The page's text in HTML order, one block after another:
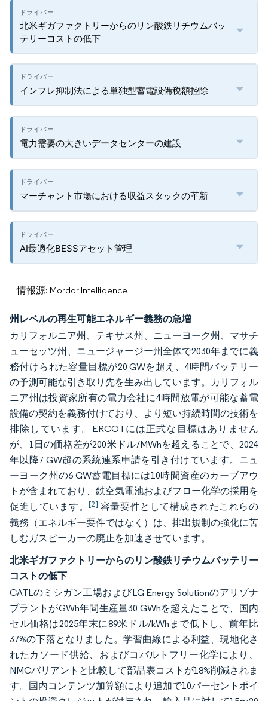
北米ギガファクトリーからのリン酸鉄リチウムバッ
テリーコストの低下
インフレ抑制法による単独型蓄電設備税額控除
電力需要の大きいデータセンターの建設
マーチャント市場における収益スタックの革新
AI最適化BESSアセット管理
情報源: Mordor Intelligence
州レベルの再生可能エネルギー義務の急増
カリフォルニア州、テキサス州、ニューヨーク州、マサチ
ューセッツ州、ニュージャージー州全体で2030年までに義
務付けられた容量目標が20 GWを超え、4時間バッテリー
の予測可能な引き取り先を生み出しています。カリフォル
ニア州は投資家所有の電力会社に4時間放電が可能な蓄電
設備の契約を義務付けており、より短い持続時間の技術を
排除しています。ERCOTには正式な目標はありません
が、1日の価格差が200米ドル/MWhを超えることで、2024
年以降7 GW超の系統連系申請を引き付けています。ニュ
ーヨーク州の6 GW蓄電目標には10時間資産のカーブアウ
トが含まれており、鉄空気電池およびフロー化学の採用を
促進しています。[2] 容量要件として構成されたこれらの
義務（エネルギー要件ではなく）は、排出規制の強化に苦
しむガスピーカーの廃止を加速させています。
北米ギガファクトリーからのリン酸鉄リチウムバッテリー
コストの低下
CATLのミシガン工場およびLG Energy Solutionのアリゾナ
プラントがGWh年間生産量30 GWhを超えたことで、国内
セル価格は2025年末に89米ドル/kWhまで低下し、前年比
37%の下落となりました。学習曲線による利益、現地化さ
れたカソード供給、およびコバルトフリー化学により、
NMCバリアントと比較して部品表コストが18%削減されま
す。国内コンテンツ加算額により追加で10パーセントポイ